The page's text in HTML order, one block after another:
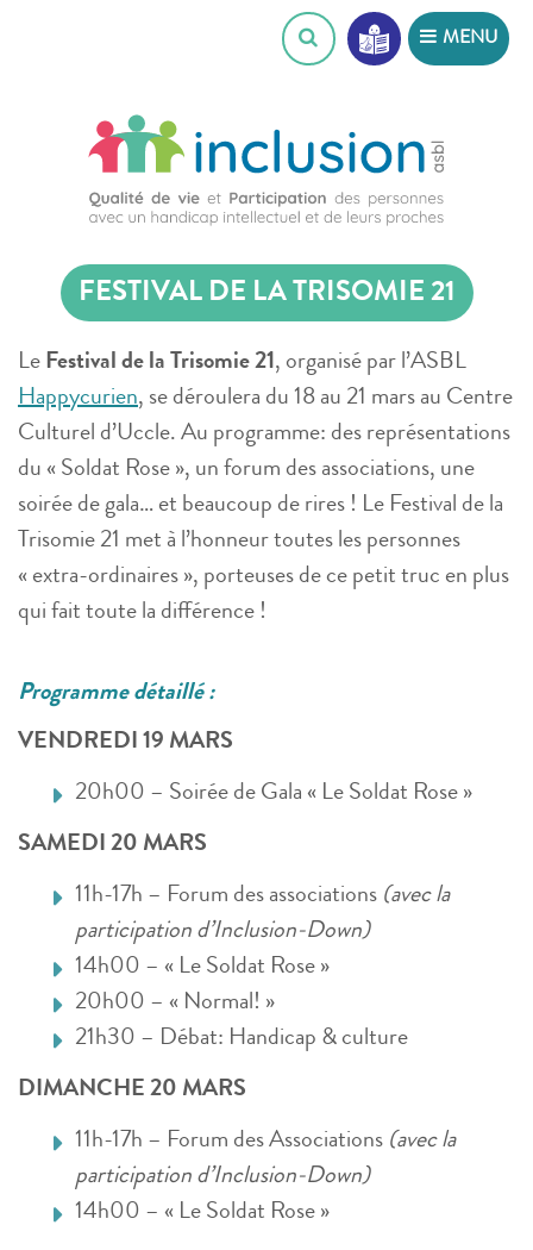
MENU
FESTIVAL DE LA TRISOMIE 21
Le Festival de la Trisomie 21, organisé par l’ASBL
Happycurien, se déroulera du 18 au 21 mars au Centre
Culturel d’Uccle. Au programme: des représentations
du « Soldat Rose », un forum des associations, une
soirée de gala… et beaucoup de rires ! Le Festival de la
Trisomie 21 met à l’honneur toutes les personnes
« extra-ordinaires », porteuses de ce petit truc en plus
qui fait toute la différence !
Programme détaillé :
VENDREDI 19 MARS
20h00 – Soirée de Gala « Le Soldat Rose »
SAMEDI 20 MARS
11h-17h – Forum des associations (avec la
participation d’Inclusion-Down)
14h00 – « Le Soldat Rose »
20h00 – « Normal! »
21h30 – Débat: Handicap & culture
DIMANCHE 20 MARS
11h-17h – Forum des Associations (avec la
participation d’Inclusion-Down)
14h00 – « Le Soldat Rose »